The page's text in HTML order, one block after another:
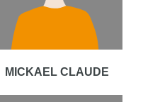
MICKAEL CLAUDE